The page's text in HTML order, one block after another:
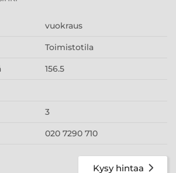
vuokraus
Toimistotila
156.5
3
020 7290 710
Kysy hintaa